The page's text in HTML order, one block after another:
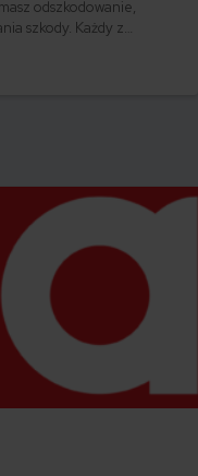
odszkodowanie,
szkody. Każdy z
na poinformowanie